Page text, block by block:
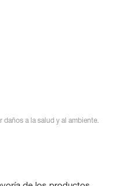
a la salud y al ambiente.